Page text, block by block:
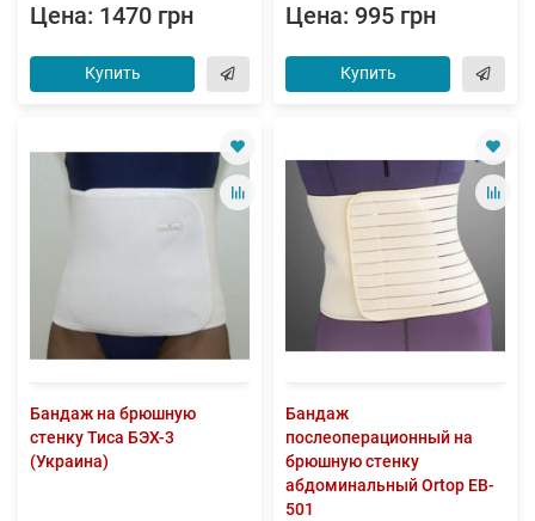
Цена: 1470 грн
Купить
Цена: 995 грн
Купить
Бандаж на брюшную
стенку Тиса БЭХ-3
(Украина)
Бандаж
послеоперационный на
брюшную стенку
абдоминальный Ortop EB-
501